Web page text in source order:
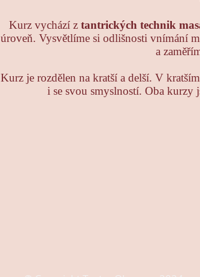
Kurz vychází z tantrických technik
úroveň. Vysvětlíme si odlišnosti vnímání
a
Kurz je rozdělen na kratší a delší. V
i se svou smyslností. Oba